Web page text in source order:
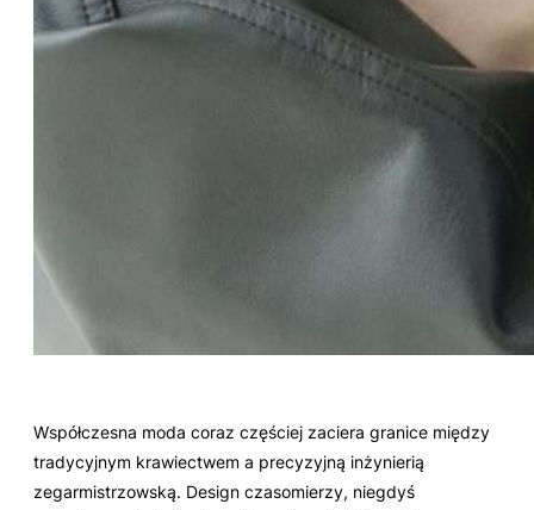
Współczesna moda coraz częściej zaciera granice między
tradycyjnym krawiectwem a precyzyjną inżynierią
zegarmistrzowską. Design czasomierzy, niegdyś